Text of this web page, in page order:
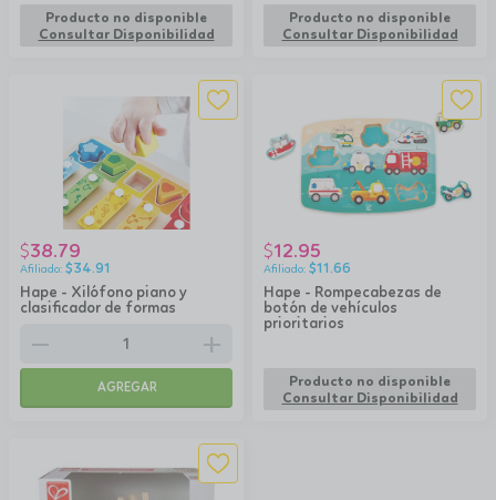
Producto no disponible
Consultar Disponibilidad
Producto no disponible
Consultar Disponibilidad
Hape - Xilófono piano y
clasificador de formas
$38.79
$34.91
remove add
AGREGAR
Hape - Rompecabezas de
botón de vehículos
prioritarios
$12.95
$11.66
Producto no disponible
Consultar Disponibilidad